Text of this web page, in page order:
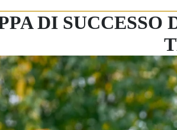
DI SUCCESSO